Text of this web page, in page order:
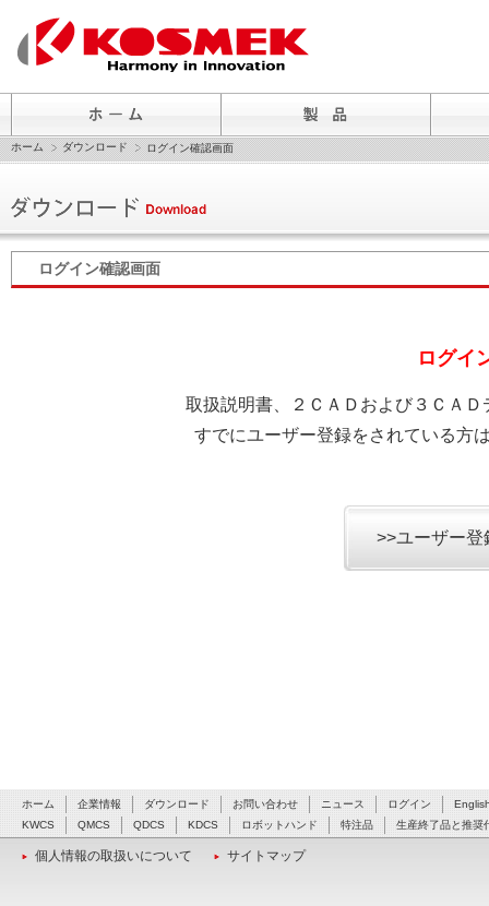
ホーム ダウンロード ログイン確認画面
ログイン確認画面
ログイ
取扱説明書、２ＣＡＤおよび３ＣＡ
すでにユーザー登録をされている方
>>ユーザー
ホーム 企業情報 ダウンロード お問い合わせ ニュース ログイン
KWCS
QMCS QDCS KDCS ロボットハンド 特注品 生産終了品と推奨
個人情報の取扱いについて サイトマップ